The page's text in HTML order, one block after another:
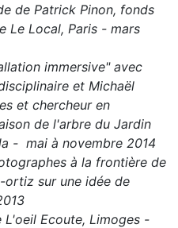
de Patrick Pinon, fonds
Le Local, Paris - mars
immersive" avec
et Michaël
et chercheur en
de l'arbre du Jardin
- mai à novembre 2014
à la frontière de
ortiz sur une idée de
L'oeil Ecoute, Limoges -